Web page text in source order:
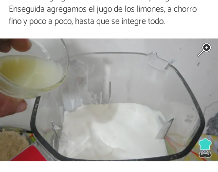
Enseguida agregamos el jugo de los limones, a chorro
fino y poco a poco, hasta que se integre todo.